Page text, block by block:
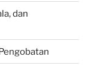
dan